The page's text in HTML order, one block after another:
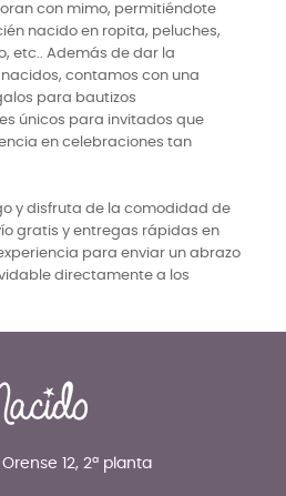
con mimo, permitiéndote
nacido en ropita, peluches,
etc.. Además de dar la
contamos con una
para bautizos
únicos para invitados que
en celebraciones tan
y disfruta de la comodidad de
gratis y entregas rápidas en
para enviar un abrazo
directamente a los
12, 2ª planta